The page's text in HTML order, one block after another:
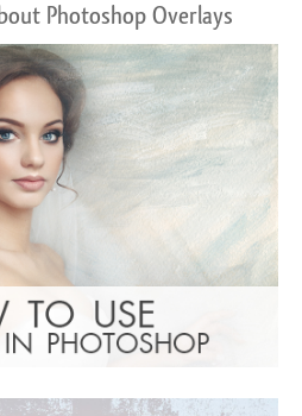
Photoshop Overlays